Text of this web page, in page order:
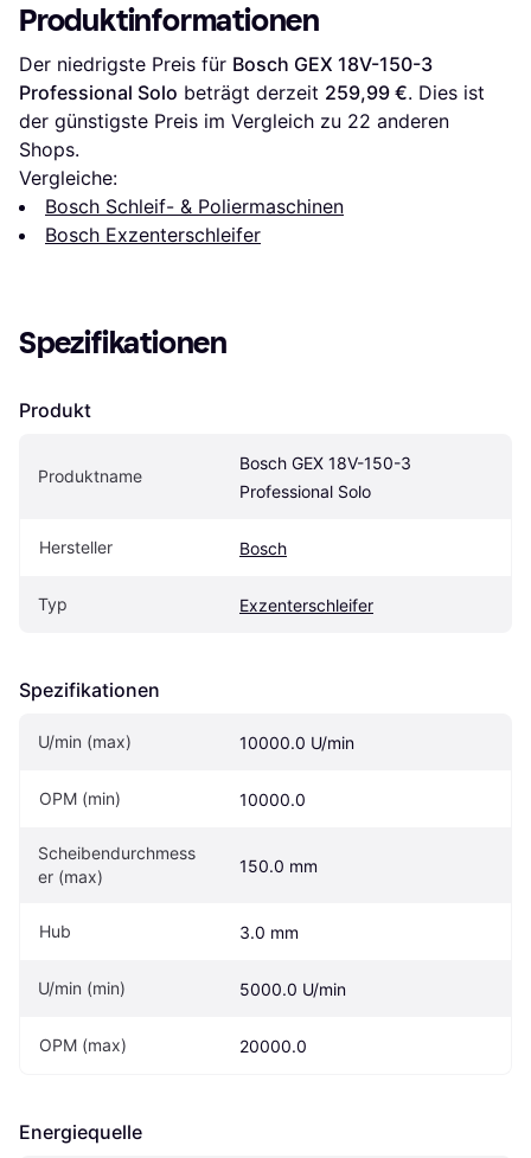
Produktinformationen
Der niedrigste Preis für Bosch GEX 18V-150-3
Professional Solo beträgt derzeit 259,99 €. Dies ist
der günstigste Preis im Vergleich zu 22 anderen
Shops.
Vergleiche:
Bosch Schleif- & Poliermaschinen
Bosch Exzenterschleifer
Spezifikationen
Produkt
Produktname
Bosch GEX 18V-150-3
Professional Solo
Hersteller Bosch
Typ Exzenterschleifer
Spezifikationen
U/min (max) 10000.0 U/min
OPM (min) 10000.0
Scheibendurchmess
er (max)
150.0 mm
Hub 3.0 mm
U/min (min) 5000.0 U/min
OPM (max) 20000.0
Energiequelle